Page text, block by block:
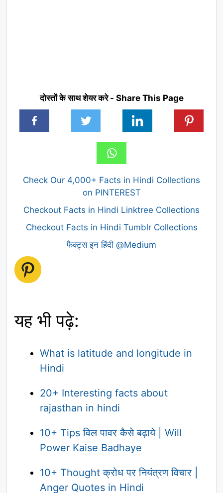
दोस्तों के साथ शेयर करे - Share This Page
Check Our 4,000+ Facts in Hindi Collections
on PINTEREST
Checkout Facts in Hindi Linktree Collections
Checkout Facts in Hindi Tumblr Collections
फैक्ट्स इन हिंदी @Medium
Pinterest
यह भी पढ़े:
What is latitude and longitude in
Hindi
20+ Interesting facts about
rajasthan in hindi
10+ Tips विल पावर कैसे बढ़ाये | Will
Power Kaise Badhaye
10+ Thought क्रोध पर नियंत्रण विचार |
Anger Quotes in Hindi